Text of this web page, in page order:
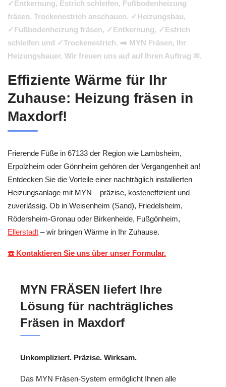
✓Entkernung, Estrich schleifen, Fußbodenheizung
fräsen, Trockenestrich anschauen. ✓Heizungsbau,
✓Fußbodenheizung fräsen, ✓Entkernung, ✓Estrich
schleifen und ✓Trockenestrich. ➡️ MYN Fräsen, Ihr
Heizungsbauer. Wir freuen uns auf auf Ihren Auftrag ✉.
Effiziente Wärme für Ihr
Zuhause: Heizung fräsen in
Maxdorf!
Frierende Füße in 67133 der Region wie Lambsheim,
Erpolzheim oder Gönnheim gehören der Vergangenheit an!
Entdecken Sie die Vorteile einer nachträglich installierten
Heizungsanlage mit MYN – präzise, kosteneffizient und
zuverlässig. Ob in Weisenheim (Sand), Friedelsheim,
Rödersheim-Gronau oder Birkenheide, Fußgönheim,
Ellerstadt – wir bringen Wärme in Ihr Zuhause.
☎️ Kontaktieren Sie uns über unser Formular.
MYN FRÄSEN liefert Ihre
Lösung für nachträgliches
Fräsen in Maxdorf
Unkompliziert. Präzise. Wirksam.
Das MYN Fräsen-System ermöglicht Ihnen alle